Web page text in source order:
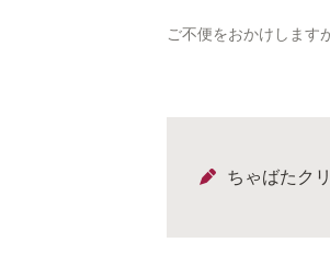
ご不便をおかけします
ちゃばたク